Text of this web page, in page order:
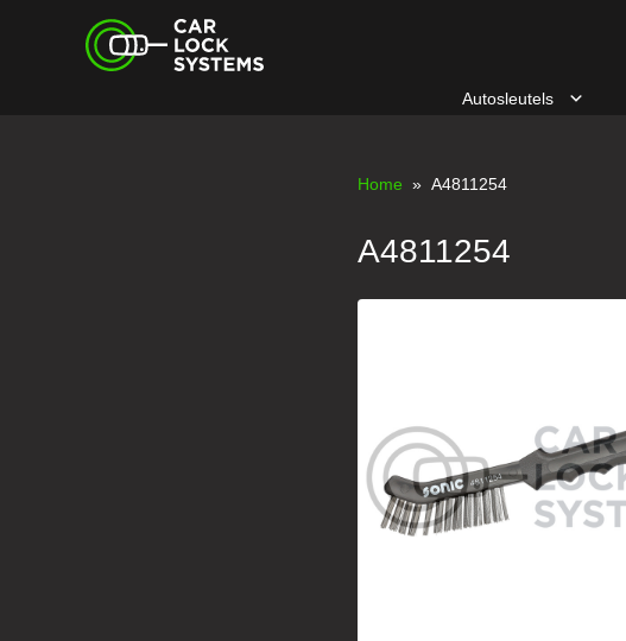
Car Lock Systems
Autosleutels
Home » A4811254
A4811254